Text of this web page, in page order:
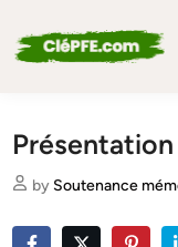
content
Présentation
by Soutenance